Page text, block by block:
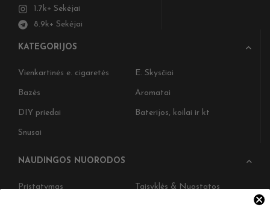
1.7k+ Sekėjai
8.9k+ Sekėjai
KATEGORIJOS
Vienkartinės e. cigaretės E. Skysčiai
Bazės Aromatai
DIY priedai Baterijos, koilai ir kt
Snusai
NAUDINGOS NUORODOS
Pristatymas Taisyklės & Nuostatos